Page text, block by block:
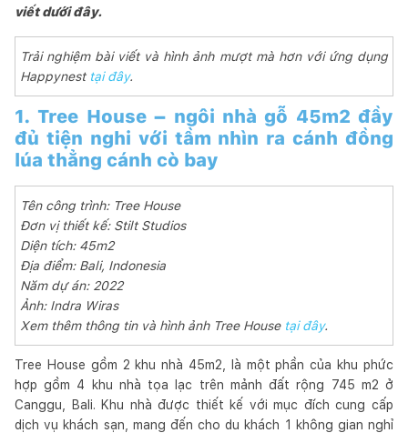
viết dưới đây.
Trải nghiệm bài viết và hình ảnh mượt mà hơn với ứng dụng
Happynest tại đây.
1. Tree House – ngôi nhà gỗ 45m2 đầy
đủ tiện nghi với tầm nhìn ra cánh đồng
lúa thẳng cánh cò bay
Tên công trình: Tree House
Đơn vị thiết kế: Stilt Studios
Diện tích: 45m2
Địa điểm: Bali, Indonesia
Năm dự án: 2022
Ảnh: Indra Wiras
Xem thêm thông tin và hình ảnh Tree House tại đây.
Tree House gồm 2 khu nhà 45m2, là một phần của khu phức
hợp gồm 4 khu nhà tọa lạc trên mảnh đất rộng 745 m2 ở
Canggu, Bali. Khu nhà được thiết kế với mục đích cung cấp
dịch vụ khách sạn, mang đến cho du khách 1 không gian nghỉ